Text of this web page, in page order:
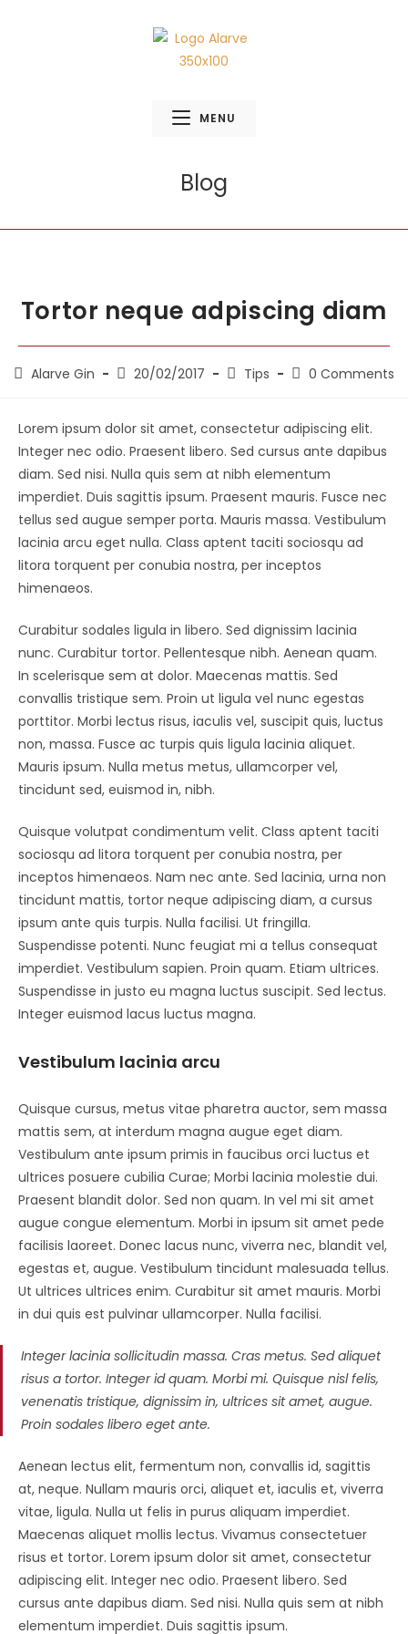
MENU
Blog
Tortor neque adpiscing diam
Alarve Gin 20/02/2017 Tips 0 Comments
Lorem ipsum dolor sit amet, consectetur adipiscing elit.
Integer nec odio. Praesent libero. Sed cursus ante dapibus
diam. Sed nisi. Nulla quis sem at nibh elementum
imperdiet. Duis sagittis ipsum. Praesent mauris. Fusce nec
tellus sed augue semper porta. Mauris massa. Vestibulum
lacinia arcu eget nulla. Class aptent taciti sociosqu ad
litora torquent per conubia nostra, per inceptos
himenaeos.
Curabitur sodales ligula in libero. Sed dignissim lacinia
nunc. Curabitur tortor. Pellentesque nibh. Aenean quam.
In scelerisque sem at dolor. Maecenas mattis. Sed
convallis tristique sem. Proin ut ligula vel nunc egestas
porttitor. Morbi lectus risus, iaculis vel, suscipit quis, luctus
non, massa. Fusce ac turpis quis ligula lacinia aliquet.
Mauris ipsum. Nulla metus metus, ullamcorper vel,
tincidunt sed, euismod in, nibh.
Quisque volutpat condimentum velit. Class aptent taciti
sociosqu ad litora torquent per conubia nostra, per
inceptos himenaeos. Nam nec ante. Sed lacinia, urna non
tincidunt mattis, tortor neque adipiscing diam, a cursus
ipsum ante quis turpis. Nulla facilisi. Ut fringilla.
Suspendisse potenti. Nunc feugiat mi a tellus consequat
imperdiet. Vestibulum sapien. Proin quam. Etiam ultrices.
Suspendisse in justo eu magna luctus suscipit. Sed lectus.
Integer euismod lacus luctus magna.
Vestibulum lacinia arcu
Quisque cursus, metus vitae pharetra auctor, sem massa
mattis sem, at interdum magna augue eget diam.
Vestibulum ante ipsum primis in faucibus orci luctus et
ultrices posuere cubilia Curae; Morbi lacinia molestie dui.
Praesent blandit dolor. Sed non quam. In vel mi sit amet
augue congue elementum. Morbi in ipsum sit amet pede
facilisis laoreet. Donec lacus nunc, viverra nec, blandit vel,
egestas et, augue. Vestibulum tincidunt malesuada tellus.
Ut ultrices ultrices enim. Curabitur sit amet mauris. Morbi
in dui quis est pulvinar ullamcorper. Nulla facilisi.
Integer lacinia sollicitudin massa. Cras metus. Sed aliquet
risus a tortor. Integer id quam. Morbi mi. Quisque nisl felis,
venenatis tristique, dignissim in, ultrices sit amet, augue.
Proin sodales libero eget ante.
Aenean lectus elit, fermentum non, convallis id, sagittis
at, neque. Nullam mauris orci, aliquet et, iaculis et, viverra
vitae, ligula. Nulla ut felis in purus aliquam imperdiet.
Maecenas aliquet mollis lectus. Vivamus consectetuer
risus et tortor. Lorem ipsum dolor sit amet, consectetur
adipiscing elit. Integer nec odio. Praesent libero. Sed
cursus ante dapibus diam. Sed nisi. Nulla quis sem at nibh
elementum imperdiet. Duis sagittis ipsum.